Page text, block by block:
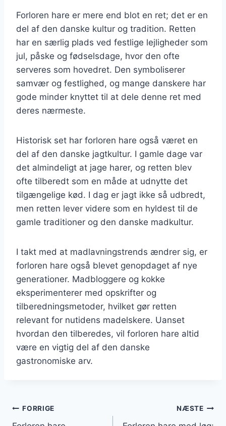
Forloren hare er mere end blot en ret; det er en
del af den danske kultur og tradition. Retten
har en særlig plads ved festlige lejligheder som
jul, påske og fødselsdage, hvor den ofte
serveres som hovedret. Den symboliserer
samvær og festlighed, og mange danskere har
gode minder knyttet til at dele denne ret med
deres nærmeste.
Historisk set har forloren hare også været en
del af den danske jagtkultur. I gamle dage var
det almindeligt at jage harer, og retten blev
ofte tilberedt som en måde at udnytte det
tilgængelige kød. I dag er jagt ikke så udbredt,
men retten lever videre som en hyldest til de
gamle traditioner og den danske madkultur.
I takt med at madlavningstrends ændrer sig, er
forloren hare også blevet genopdaget af nye
generationer. Madbloggere og kokke
eksperimenterer med opskrifter og
tilberedningsmetoder, hvilket gør retten
relevant for nutidens madelskere. Uanset
hvordan den tilberedes, vil forloren hare altid
være en vigtig del af den danske
gastronomiske arv.
Indlægsnavigation
FORRIGE NÆSTE